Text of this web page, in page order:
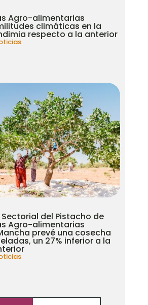
Agro-alimentarias
climáticas en la
respecto a la anterior
del Pistacho de
Agro-alimentarias
prevé una cosecha
un 27% inferior a la